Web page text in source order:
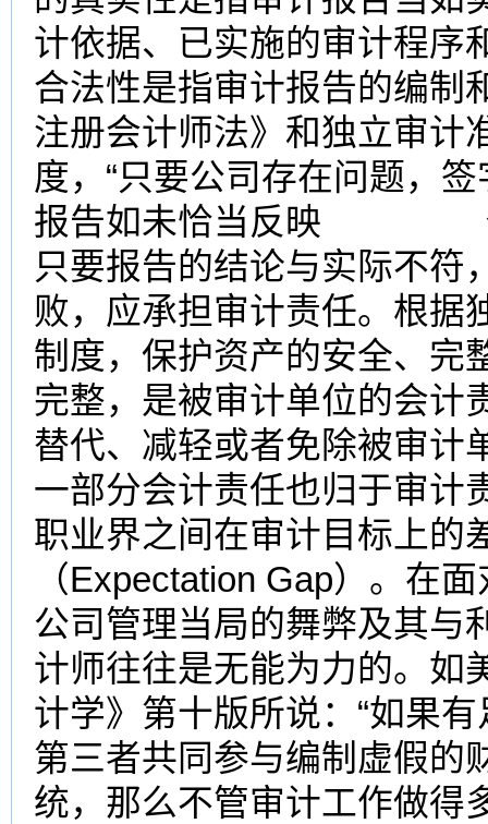
计依据、已实施的审计程序
合法性是指审计报告的编制
注册会计师法》和独立审计
度，“只要公司存在问题，
报告如未恰当反映 公
只要报告的结论与实际不符
败，应承担审计责任。根据
制度，保护资产的安全、完
完整，是被审计单位的会计
替代、减轻或者免除被审计
一部分会计责任也归于审计
职业界之间在审计目标上的
（Expectation Gap）。在
公司管理当局的舞弊及其与
计师往往是无能为力的。如
计学》第十版所说：“如果
第三者共同参与编制虚假的
统，那么不管审计工作做得